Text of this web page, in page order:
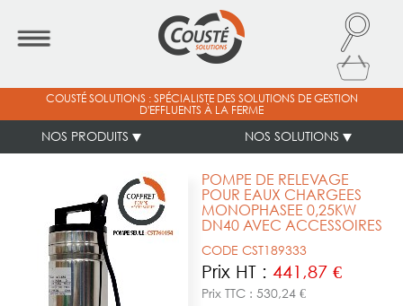
COUSTÉ SOLUTIONS : SPÉCIALISTE DES SOLUTIONS DE GESTION
D'EFFLUENTS À LA FERME
NOS PRODUITS NOS SOLUTIONS
POMPE DE RELEVAGE
POUR EAUX CHARGEES
MONOPHASEE 0,25KW
DN40 AVEC ACCESSOIRES
CODE CST189333
Prix HT : 441,87 €
Prix TTC : 530,24 €